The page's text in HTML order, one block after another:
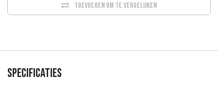
Toevoegen om te vergelijken
Specificaties